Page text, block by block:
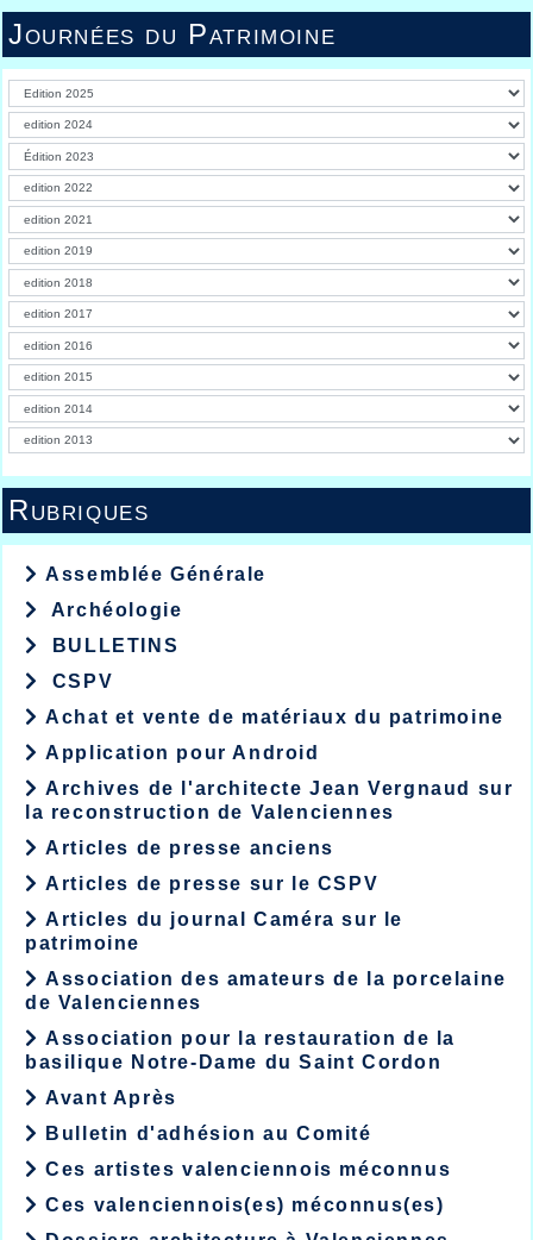
Journées du Patrimoine
Rubriques
Assemblée Générale
Archéologie
BULLETINS
CSPV
Achat et vente de matériaux du patrimoine
Application pour Android
Archives de l'architecte Jean Vergnaud sur
la reconstruction de Valenciennes
Articles de presse anciens
Articles de presse sur le CSPV
Articles du journal Caméra sur le
patrimoine
Association des amateurs de la porcelaine
de Valenciennes
Association pour la restauration de la
basilique Notre-Dame du Saint Cordon
Avant Après
Bulletin d'adhésion au Comité
Ces artistes valenciennois méconnus
Ces valenciennois(es) méconnus(es)